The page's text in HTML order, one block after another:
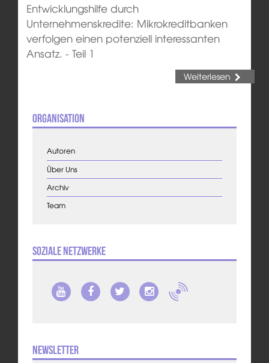
Entwicklungshilfe durch
Unternehmenskredite: Mikrokreditbanken
verfolgen einen potenziell interessanten
Ansatz. - Teil 1
Weiterlesen
Organisation
Autoren
Über Uns
Archiv
Team
Soziale Netzwerke
Newsletter